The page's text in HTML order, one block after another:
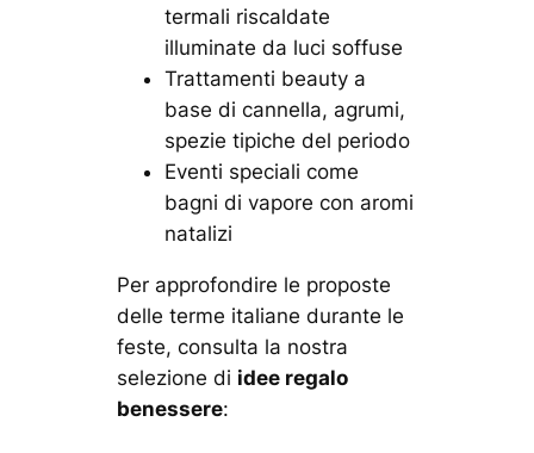
termali riscaldate
illuminate da luci soffuse
Trattamenti beauty a
base di cannella, agrumi,
spezie tipiche del periodo
Eventi speciali come
bagni di vapore con aromi
natalizi
Per approfondire le proposte
delle terme italiane durante le
feste, consulta la nostra
selezione di idee regalo
benessere: